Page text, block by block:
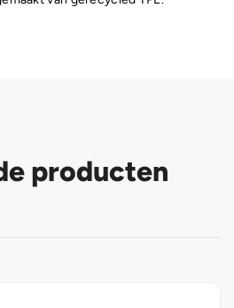
producten